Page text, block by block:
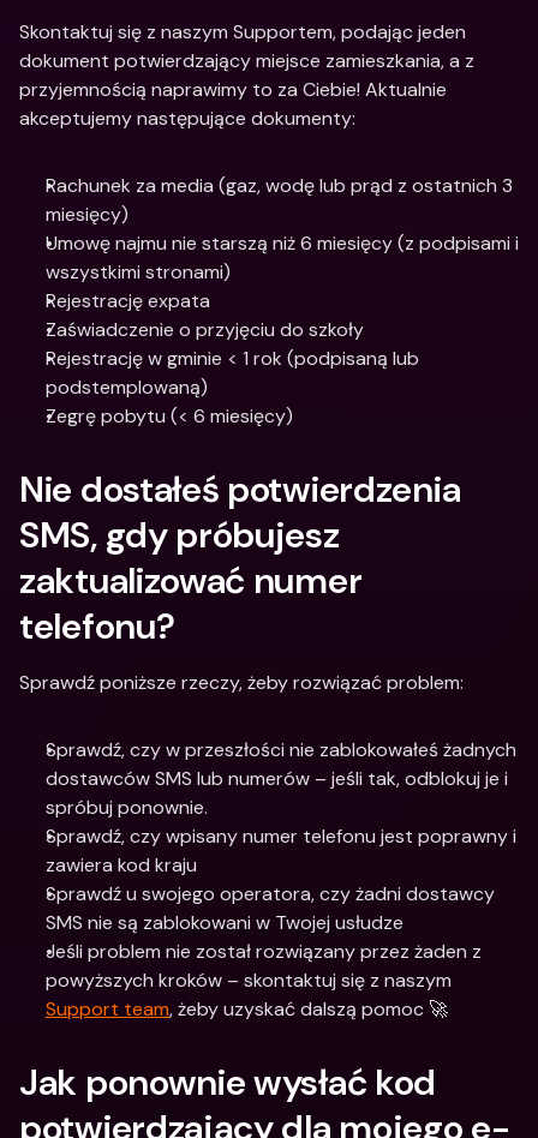
Skontaktuj się z naszym Supportem, podając jeden
dokument potwierdzający miejsce zamieszkania, a z
przyjemnością naprawimy to za Ciebie! Aktualnie
akceptujemy następujące dokumenty:
Rachunek za media (gaz, wodę lub prąd z ostatnich 3
miesięcy)
Umowę najmu nie starszą niż 6 miesięcy (z podpisami i
wszystkimi stronami)
Rejestrację expata
Zaświadczenie o przyjęciu do szkoły
Rejestrację w gminie < 1 rok (podpisaną lub
podstemplowaną)
Zegrę pobytu (< 6 miesięcy)
Nie dostałeś potwierdzenia
SMS, gdy próbujesz
zaktualizować numer
telefonu?
Sprawdź poniższe rzeczy, żeby rozwiązać problem:
Sprawdź, czy w przeszłości nie zablokowałeś żadnych
dostawców SMS lub numerów – jeśli tak, odblokuj je i
spróbuj ponownie.
Sprawdź, czy wpisany numer telefonu jest poprawny i
zawiera kod kraju
Sprawdź u swojego operatora, czy żadni dostawcy
SMS nie są zablokowani w Twojej usłudze
Jeśli problem nie został rozwiązany przez żaden z
Support team, żeby uzyskać dalszą pomoc 🚀
Jak ponownie wysłać kod
potwierdzający dla mojego e-